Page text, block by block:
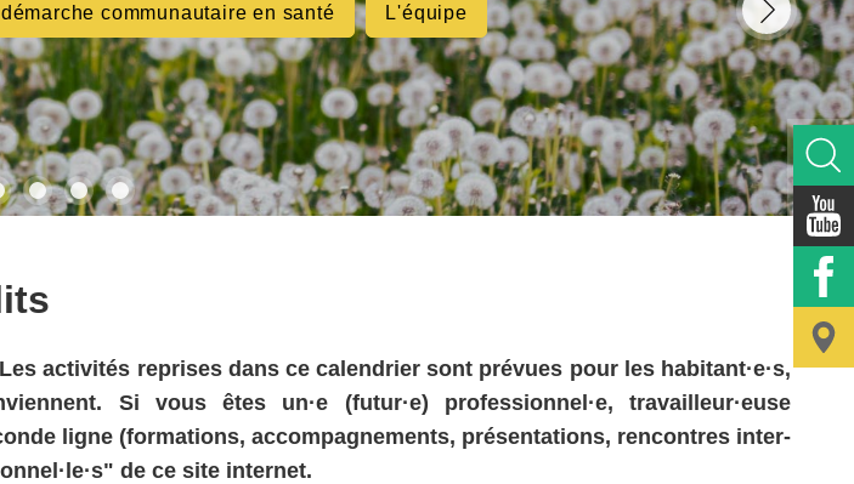
démarche communautaire en santé L'équipe
Les activités reprises dans ce calendrier sont prévues pour les habitant·e·s,
Si vous êtes un·e (futur·e) professionnel·e, travailleur·euse
ligne (formations, accompagnements, présentations, rencontres inter-
de ce site internet.